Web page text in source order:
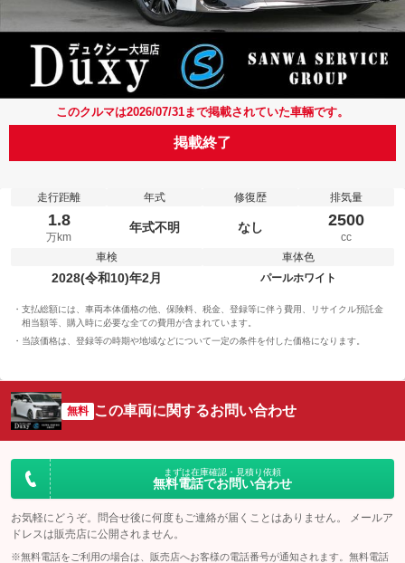
このクルマは2026/07/31まで掲載されていた車輛です。
掲載終了
走行距離
1.8
万km
年式
年式不明
修復歴
なし
排気量
2500
cc
車検
2028(令和10)年2月
車体色
パールホワイト
支払総額には、車両本体価格の他、保険料、税金、登録等に伴う費用、リサイクル預託金
相当額等、購入時に必要な全ての費用が含まれています。
当該価格は、登録等の時期や地域などについて一定の条件を付した価格になります。
無料 この車両に関するお問い合わせ
まずは在庫確認・見積り依頼
無料電話でお問い合わせ
お気軽にどうぞ。問合せ後に何度もご連絡が届くことはありません。 メールア
ドレスは販売店に公開されません。
※無料電話をご利用の場合は、販売店へお客様の電話番号が通知されます。無料電話